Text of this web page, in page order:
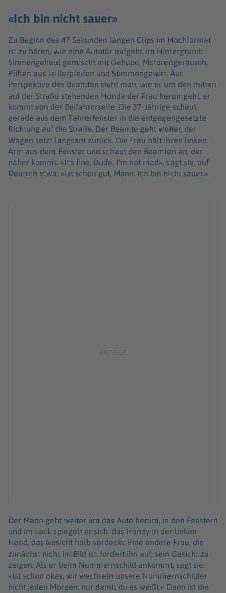
«Ich bin nicht sauer»
Zu Beginn des 47 Sekunden langen Clips im Hochformat
ist zu hören, wie eine Autotür aufgeht, im Hintergrund:
Sirenengeheul gemischt mit Gehupe, Motorengeräusch,
Pfiffen aus Trillerpfeifen und Stimmengewirr. Aus
Perspektive des Beamten sieht man, wie er um den mitten
auf der Straße stehenden Honda der Frau herumgeht, er
kommt von der Beifahrerseite. Die 37-Jährige schaut
gerade aus dem Fahrerfenster in die entgegengesetzte
Richtung auf die Straße. Der Beamte geht weiter, der
Wagen setzt langsam zurück. Die Frau hält ihren linken
Arm aus dem Fenster und schaut den Beamten an, der
näher kommt. «It's fine, Dude. I'm not mad», sagt sie, auf
Deutsch etwa: «Ist schon gut, Mann. Ich bin nicht sauer.»
Der Mann geht weiter um das Auto herum, in den Fenstern
und im Lack spiegelt er sich: das Handy in der linken
Hand, das Gesicht halb verdeckt. Eine andere Frau, die
zunächst nicht im Bild ist, fordert ihn auf, sein Gesicht zu
zeigen. Als er beim Nummernschild ankommt, sagt sie:
«Ist schon okay, wir wechseln unsere Nummernschilder
nicht jeden Morgen, nur damit du es weißt.» Dann ist die